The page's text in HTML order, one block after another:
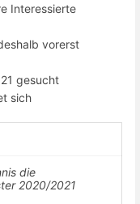
Interessierte
vorerst
gesucht
sich
die
2020/2021